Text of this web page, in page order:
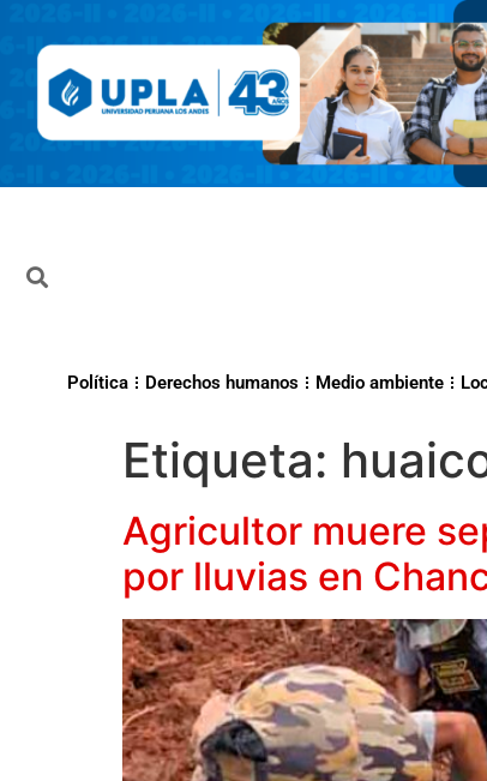
Política Derechos humanos Medio ambiente
Etiqueta:
Agricultor muere
por lluvias en